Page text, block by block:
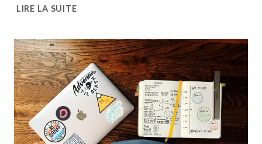
LIRE LA SUITECOMMENT
ÊTRE
DÉBORDÉ
PAR
LA
GESTION
SES
EMAILS